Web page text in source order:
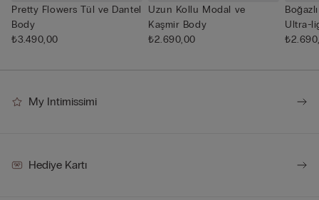
Pretty Flowers Tül ve Dantel
Body
₺3.490,00
Uzun Kollu Modal ve
Kaşmir Body
₺2.690,00
Ultra-
My Intimissimi
Hediye Kartı